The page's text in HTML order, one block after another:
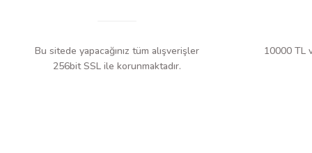
Bu sitede yapacağınız tüm alışverişler
256bit SSL ile korunmaktadır.
10000 TL